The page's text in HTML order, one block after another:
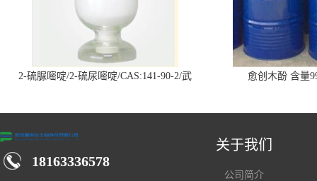
2-硫脲嘧啶/2-硫尿嘧啶/CAS:141-90-2/武
愈创木酚 含量
18163336578
关于我们
公司简介